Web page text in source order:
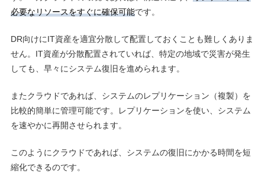
必要なリソースをすぐに確保可能です。
DR向けにIT資産を適宜分散して配置しておくことも難しくありま
せん。IT資産が分散配置されていれば、特定の地域で災害が発生
しても、早々にシステム復旧を進められます。
またクラウドであれば、システムのレプリケーション（複製）を
比較的簡単に管理可能です。レプリケーションを使い、システム
を速やかに再開させられます。
このようにクラウドであれば、システムの復旧にかかる時間を短
縮化できるのです。